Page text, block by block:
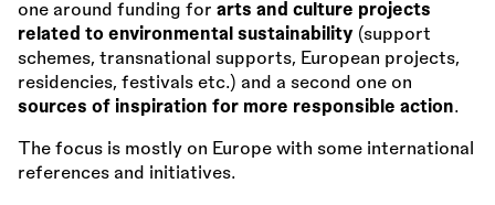
one around funding for arts and culture projects
related to environmental sustainability (support
schemes, transnational supports, European projects,
residencies, festivals etc.) and a second one on
sources of inspiration for more responsible action.
The focus is mostly on Europe with some international
references and initiatives.